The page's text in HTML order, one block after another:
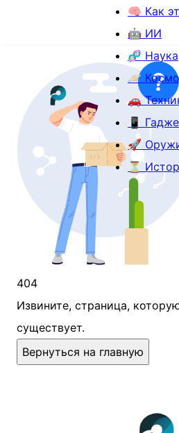
🧠 Как
🤖 ИИ
🧬 Наука
🪐
🚗
📱
🚀
⏳
404
Извините, страница,
существует.
Вернуться на главную